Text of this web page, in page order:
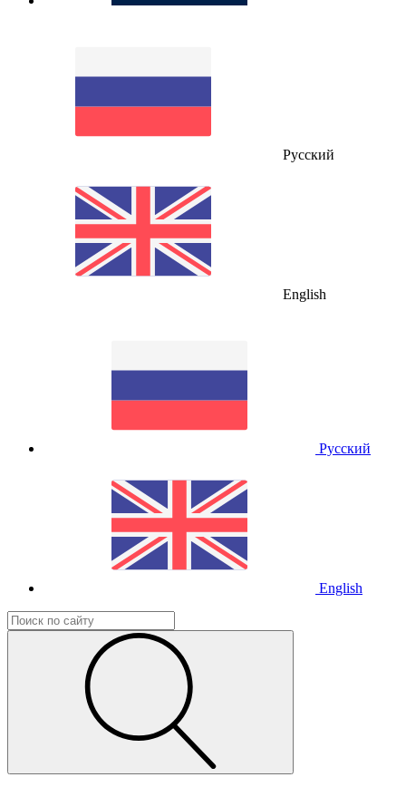
Русский
English
Русский
English